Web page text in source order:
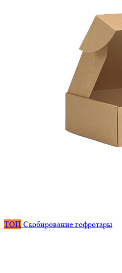
ТОП Скобирование гофротары